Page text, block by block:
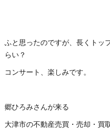
ふと思ったのですが、長くトッ
らい？
コンサート、楽しみです。
郷ひろみさんが来る
大津市の不動産売買・売却・買